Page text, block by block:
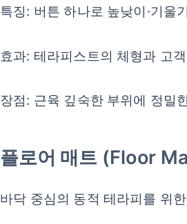
특징: 버튼 하나로 높낮이·기울
효과: 테라피스트의 체형과 고
장점: 근육 깊숙한 부위에 정밀
플로어 매트 (Floor
바닥 중심의 동적 테라피를 위